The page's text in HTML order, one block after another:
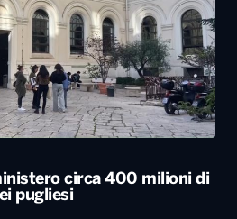
circa 400 milioni di
pugliesi